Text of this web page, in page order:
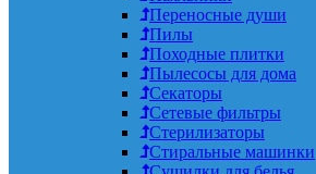
Переносные души
Пилы
Походные плитки
Пылесосы для дома
Секаторы
Сетевые фильтры
Стерилизаторы
Стиральные машинки